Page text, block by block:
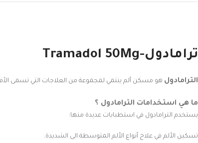
ترامادول-Tramadol 50Mg
الترامادول هو مسكن ألم ينتمي لمجموعة من العلاجات التي تسمى
ما هي استخدامات الترامادول ؟
يستخدم الترامادول في استطبابات عديدة منها:
تسكين الألم في علاج أنواع الألم المتوسطة الى الشديدة.